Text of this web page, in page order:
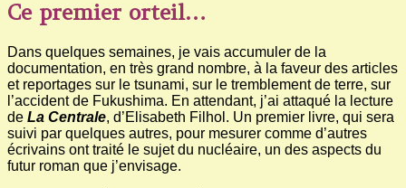
Ce premier orteil…
Dans quelques semaines, je vais accumuler de la
documentation, en très grand nombre, à la faveur des articles
et reportages sur le tsunami, sur le tremblement de terre, sur
l’accident de Fukushima. En attendant, j’ai attaqué la lecture
de La Centrale, d’Elisabeth Filhol. Un premier livre, qui sera
suivi par quelques autres, pour mesurer comme d’autres
écrivains ont traité le sujet du nucléaire, un des aspects du
futur roman que j’envisage.